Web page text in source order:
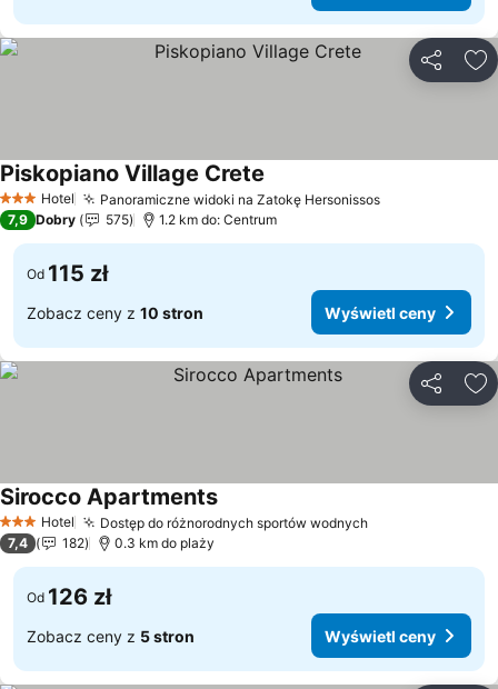
3 Kategoria
Hotel Panoramiczne widoki na Zatokę HersonissosWyświetl
Piskopiano Village Crete
7,9 Dobry 575 1.2 km do: Centrum
Od 115 zł
Zobacz ceny z 10 stron Wyświetl ceny
3 Kategoria
Hotel Dostęp do różnorodnych sportów wodnychWyświetl ceny
Sirocco ApartmentsWyświetl ceny
7,4 182 0.3 km do plaży
Od 126 zł
Zobacz ceny z 5 stron Wyświetl ceny